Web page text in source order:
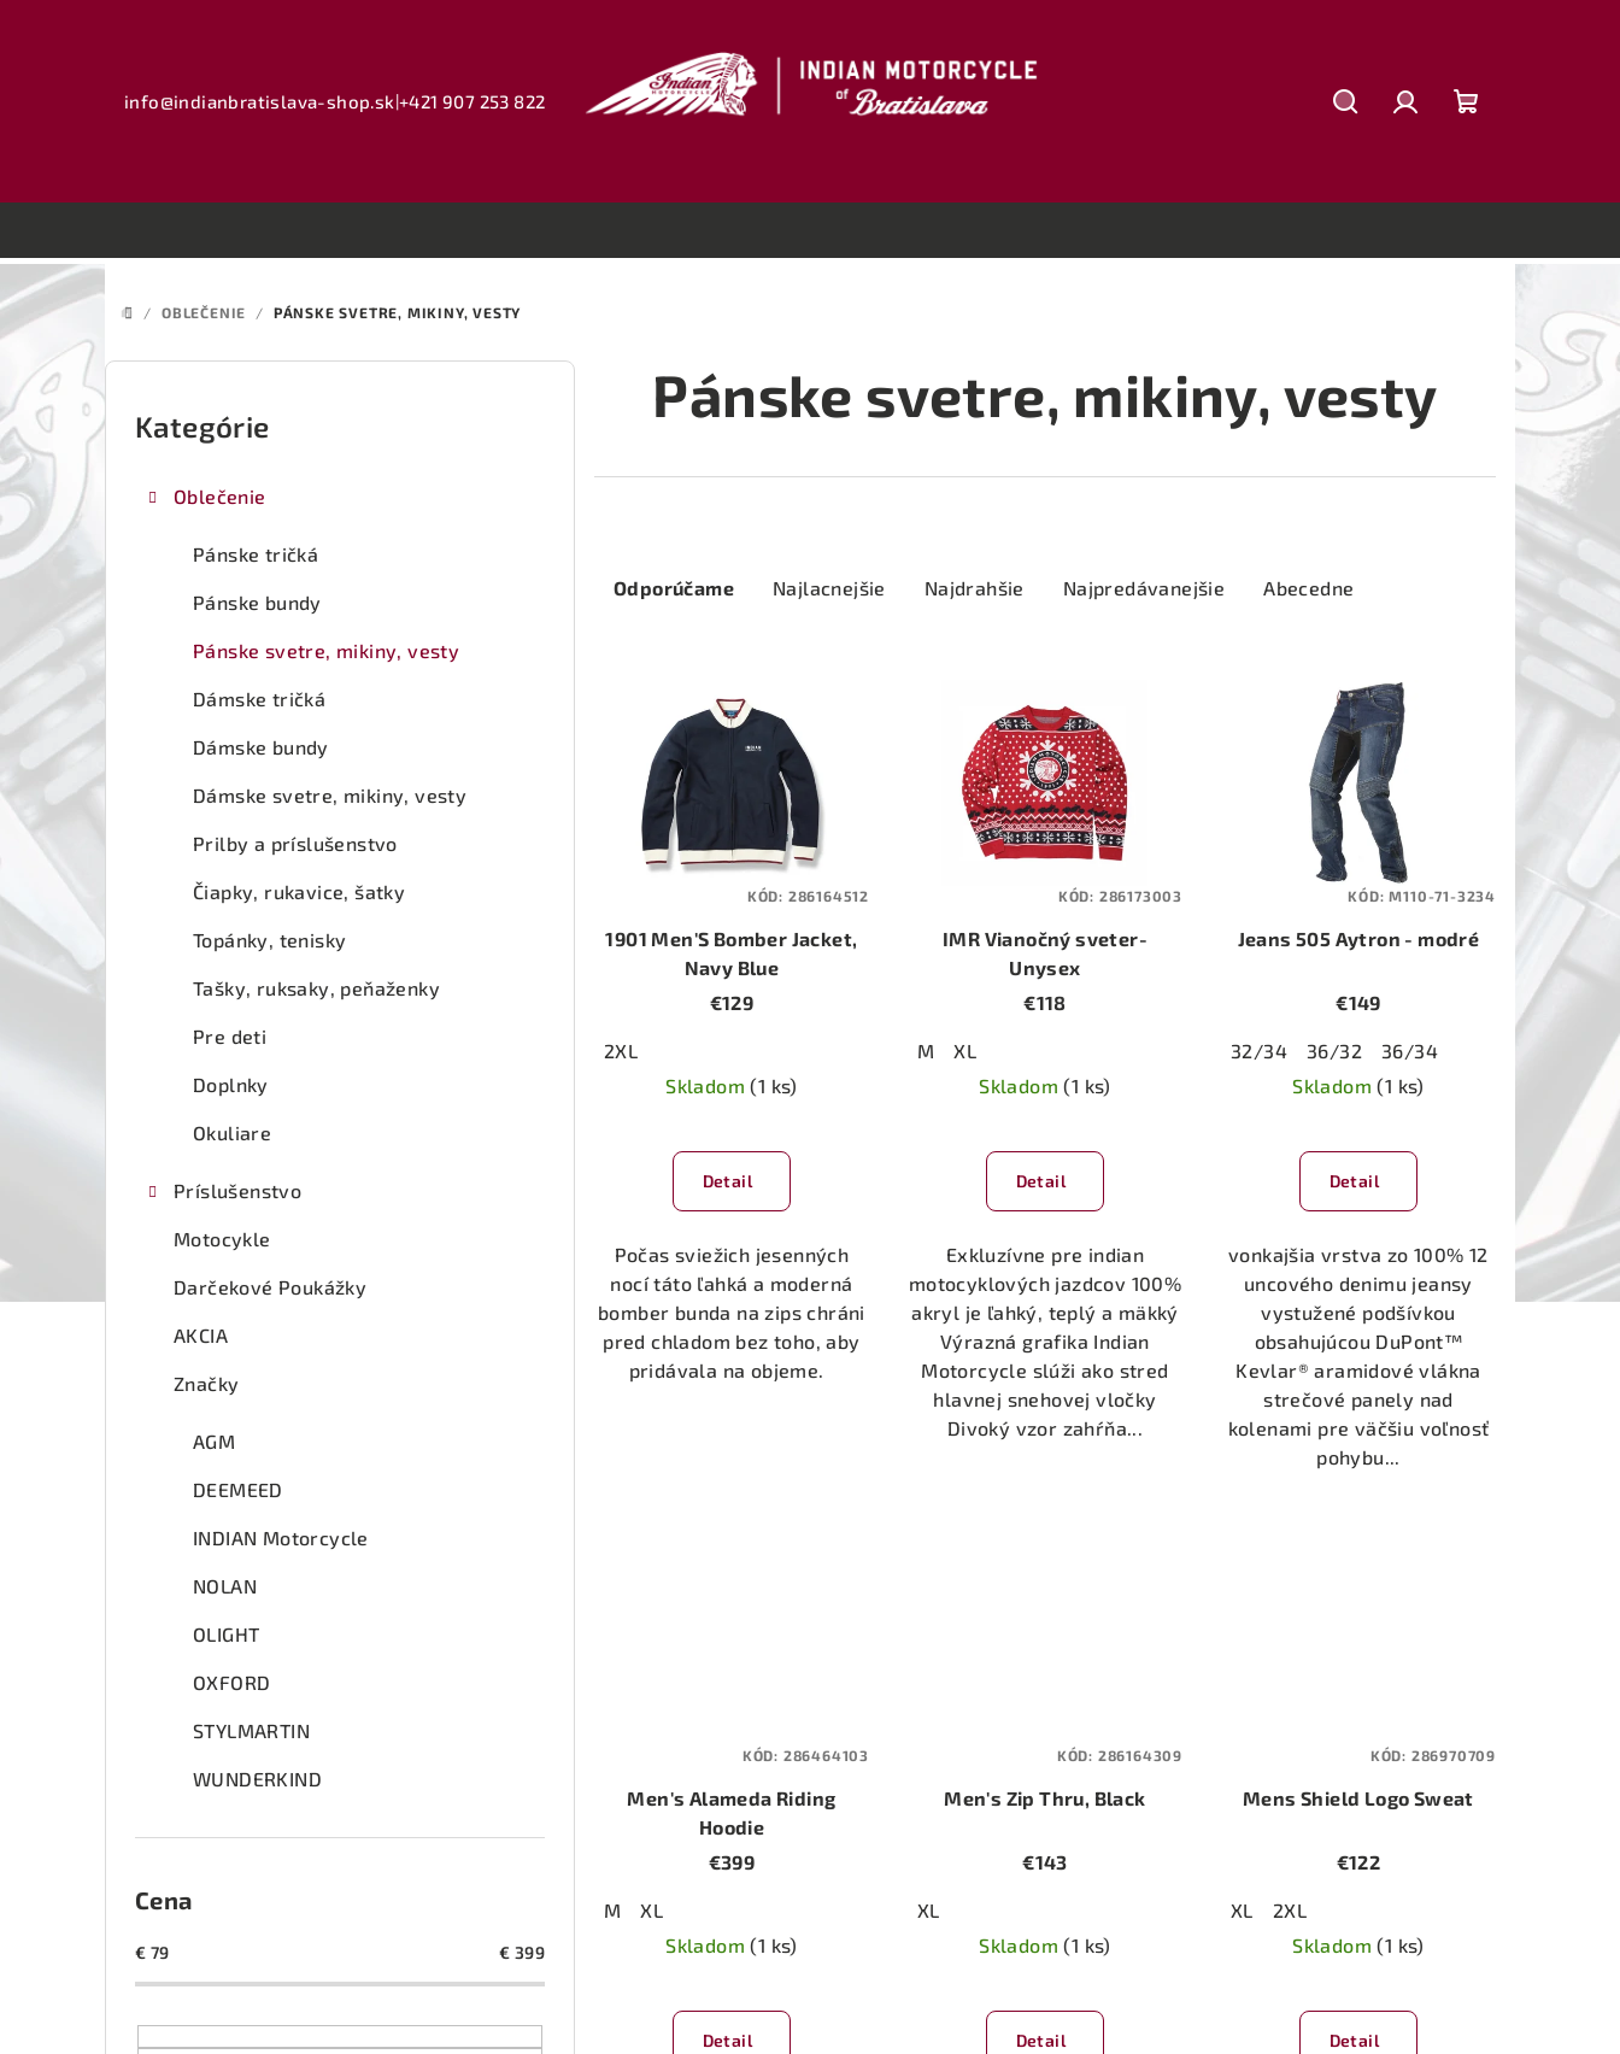
info@indianbratislava-shop.sk|+421 907 253 822
košík
DOMOV
/ OBLEČENIE / PÁNSKE SVETRE, MIKINY, VESTY
B
o
ý
e
l
Preskočiť
kategórie
Kategórie
Oblečenie
Pánske tričká
Pánske bundy
Pánske svetre, mikiny, vesty
Dámske tričká
Dámske bundy
Dámske svetre, mikiny, vesty
Prilby a príslušenstvo
Čiapky, rukavice, šatky
Topánky, tenisky
Tašky, ruksaky, peňaženky
Pre deti
Doplnky
Okuliare
Príslušenstvo
Motocykle
Darčekové Poukážky
AKCIA
Značky
AGM
DEEMEED
INDIAN Motorcycle
NOLAN
OLIGHT
OXFORD
STYLMARTIN
WUNDERKIND
Cena
€ 79 € 399
Pánske svetre, mikiny, vesty
a
r
u
v
Odporúčame Najlacnejšie Najdrahšie Najpredávanejšie Abecedne
r
d
v
1901 Men'S Bomber Jacket,
Navy Blue
€129
2XL
Skladom(1 ks)
Detail
Počas sviežich jesenných
nocí táto ľahká a moderná
bomber bunda na zips chráni
pred chladom bez toho, aby
pridávala na objeme.
KÓD: 286164512
IMR Vianočný sveter-
Unysex
€118
M
XL
Skladom(1 ks)
Detail
Exkluzívne pre indian
motocyklových jazdcov 100%
akryl je ľahký, teplý a mäkký
Výrazná grafika Indian
Motorcycle slúži ako stred
hlavnej snehovej vločky
Divoký vzor zahŕňa...
KÓD: 286173003
Jeans 505 Aytron - modré
€149
32/34 36/32
36/34
Skladom(1 ks)
Detail
vonkajšia vrstva zo 100% 12
uncového denimu jeansy
vystužené podšívkou
obsahujúcou DuPont™
Kevlar® aramidové vlákna
strečové panely nad
kolenami pre väčšiu voľnosť
pohybu...
KÓD:M110-71-3234
Men's Alameda Riding
Hoodie
€399
M
XL
Skladom(1 ks)
Detail
KÓD: 286464103
Men's Zip Thru, Black
€143
XL
Skladom(1 ks)
Detail
KÓD: 286164309
Mens Shield Logo Sweat
€122
XL
2XL
Skladom(1 ks)
Detail
KÓD: 286970709